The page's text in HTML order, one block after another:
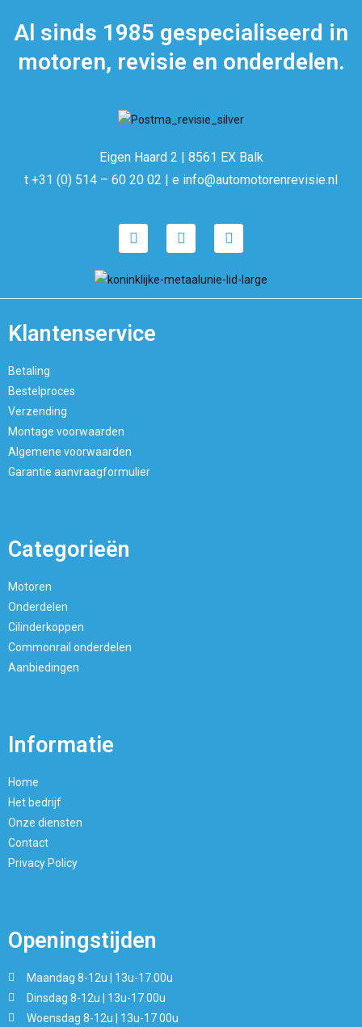
Al sinds 1985 gespecialiseerd in
motoren, revisie en onderdelen.
Eigen Haard 2 | 8561 EX Balk
t +31 (0) 514 – 60 20 02 | e info@automotorenrevisie.nl
Klantenservice
Betaling
Bestelproces
Verzending
Montage voorwaarden
Algemene voorwaarden
Garantie aanvraagformulier
Categorieën
Motoren
Onderdelen
Cilinderkoppen
Commonrail onderdelen
Aanbiedingen
Informatie
Home
Het bedrijf
Onze diensten
Contact
Privacy Policy
Openingstijden
Maandag 8-12u | 13u-17.00u
Dinsdag 8-12u | 13u-17.00u
Woensdag 8-12u | 13u-17.00u